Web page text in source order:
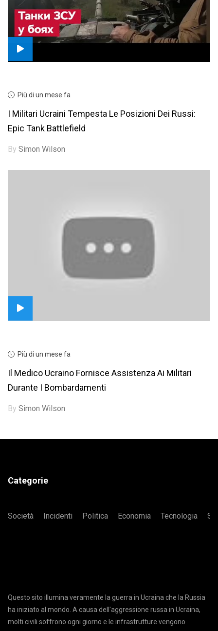
Più di un mese fa
I Militari Ucraini Tempesta Le Posizioni Dei Russi:
Epic Tank Battlefield
BySimon Wilson
Più di un mese fa
Il Medico Ucraino Fornisce Assistenza Ai Militari
Durante I Bombardamenti
BySimon Wilson
Categorie
Società Incidenti Politica Economia Tecnologia
Questo sito illumina veramente la guerra in Ucraina che la Russia
ha iniziato al mondo. A causa dell'aggressione russa in Ucraina,
molti civili soffrono ogni giorno e le infrastrutture vengono